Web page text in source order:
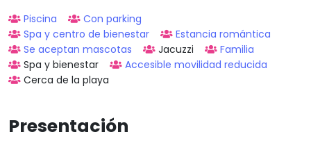
Piscina
Con parking
Spa y centro de bienestar
Estancia romántica
Se aceptan mascotas
Jacuzzi
Familia
Spa y bienestar
Accesible movilidad reducida
Cerca de la playa
Presentación